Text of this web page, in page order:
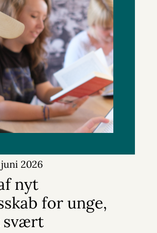
juni 2026
nyt
for unge,
svært